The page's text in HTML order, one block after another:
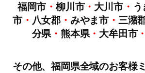
福岡市 ・柳川市・ 大川市・
市・ 八女郡・ みやま市・ 三潴
分県 ・ 熊本県・ 大牟田市
その他、福岡県全域のお客様